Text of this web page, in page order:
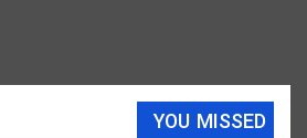
YOU MISSED